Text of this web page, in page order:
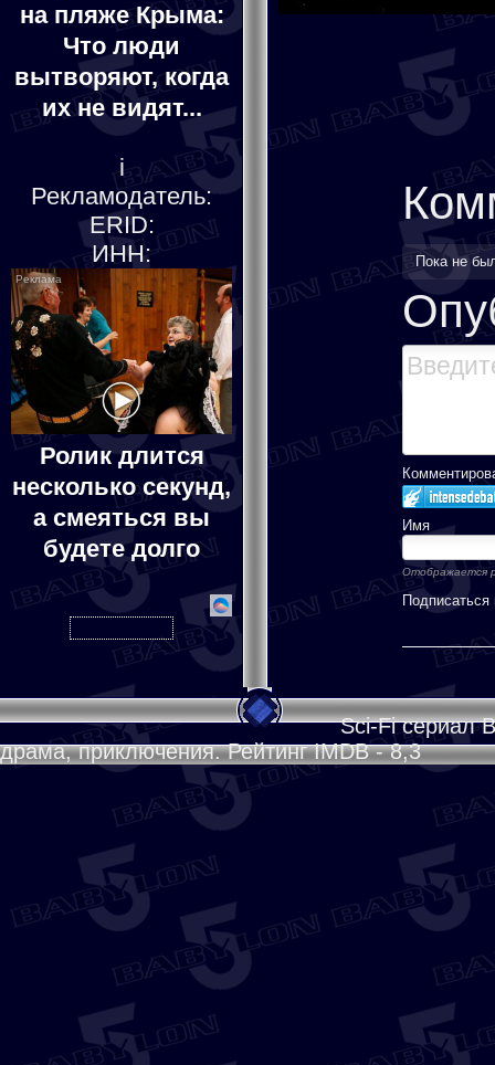
на пляже Крыма:
Что люди
вытворяют, когда
их не видят...
i
Рекламодатель:
ERID:
ИНН:
Ролик длится
несколько секунд,
а смеяться вы
будете долго
Пока не
Имя
Отображается
Sci-Fi сериал
драма, приключения. Рейтинг IMDB - 8,3